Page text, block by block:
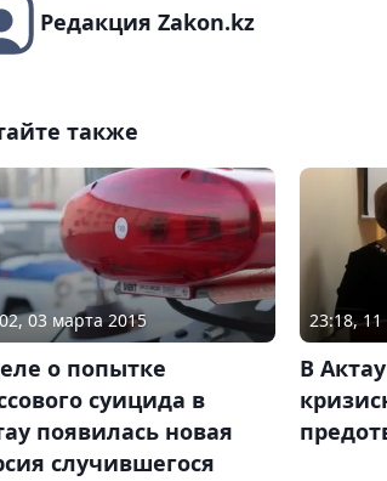
Редакция Zakon.kz
также
03 марта 2015
о попытке
суицида в
появилась новая
случившегося
23:18,
В